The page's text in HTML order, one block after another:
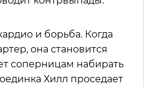
и борьба. Когда
она становится
соперницам набирать
Хилл проседает